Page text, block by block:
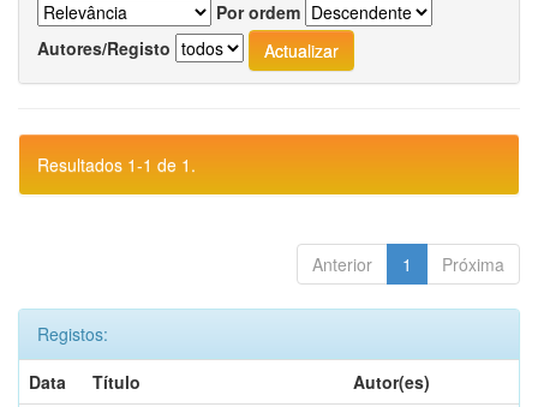
Por ordem
Autores/Registo
Resultados 1-1 de 1.
Anterior 1 Próxima
Registos:
Data
Título
Autor(es)